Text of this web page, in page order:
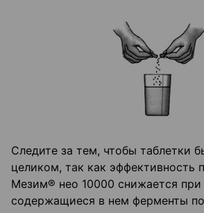
Следите за тем, чтобы таблетки
целиком, так как эффективность
Мезим® нео 10000 снижается
содержащиеся в нем ферменты